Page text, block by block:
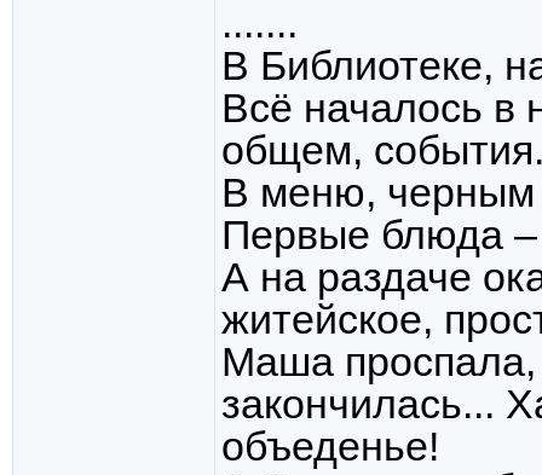
.......
В Библиотеке,
Всё началось в
общем,
В меню, черным
Первые блюда
А на раздаче
житейское,
Маша проспала,
закончилась...
объеденье!